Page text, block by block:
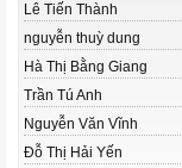
Lê Tiến Thành
nguyễn thuỳ dung
Hà Thị Bằng Giang
Trần Tú Anh
Nguyễn Văn Vĩnh
Đỗ Thị Hải Yến